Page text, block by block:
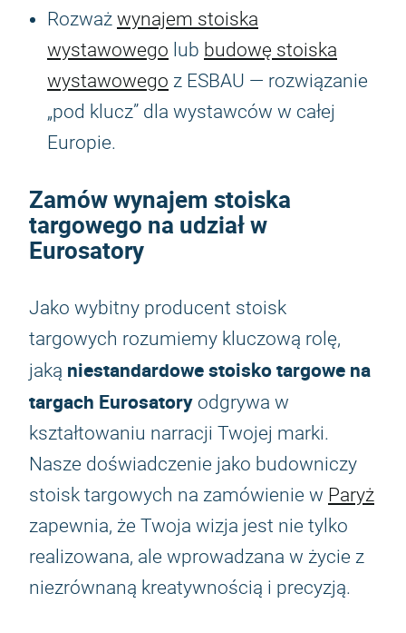
Rozważ wynajem stoiska
wystawowego lub budowę stoiska
wystawowego z ESBAU — rozwiązanie
„pod klucz” dla wystawców w całej
Europie.
Zamów wynajem stoiska
targowego na udział w
Eurosatory
Jako wybitny producent stoisk
targowych rozumiemy kluczową rolę,
jaką niestandardowe stoisko targowe na
targach Eurosatory odgrywa w
kształtowaniu narracji Twojej marki.
Nasze doświadczenie jako budowniczy
stoisk targowych na zamówienie w Paryż
zapewnia, że Twoja wizja jest nie tylko
realizowana, ale wprowadzana w życie z
niezrównaną kreatywnością i precyzją.